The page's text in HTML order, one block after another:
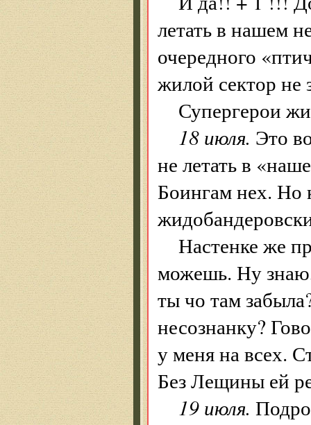
летать в нашем
очередного
жилой сектор
Супергерои
18 июля. Это
не летать в
Боингам нех.
Настенке же
можешь. Ну
ты чо там
несознанку?
у меня на всех.
Без Лещины ей
19 июля.